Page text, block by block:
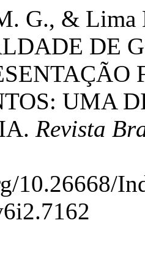
G., &
DE
UMA
Revista
10.26668/